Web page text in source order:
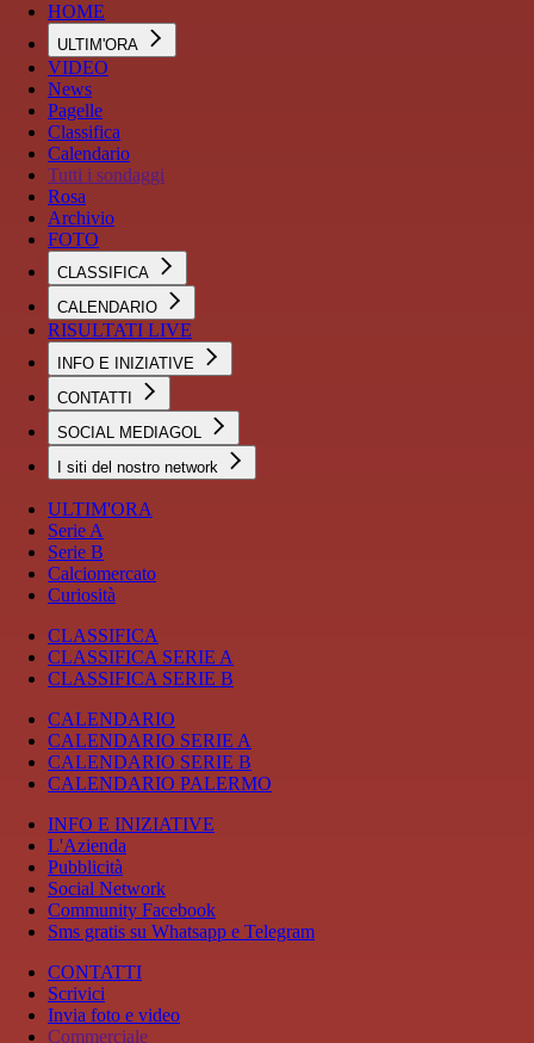
HOME
ULTIM'ORA
VIDEO
News
Pagelle
Classifica
Calendario
Tutti i sondaggi
Rosa
Archivio
FOTO
CLASSIFICA
CALENDARIO
RISULTATI LIVE
INFO E INIZIATIVE
CONTATTI
SOCIAL MEDIAGOL
I siti del nostro network
ULTIM'ORA
Serie A
Serie B
Calciomercato
Curiosità
CLASSIFICA
CLASSIFICA SERIE A
CLASSIFICA SERIE B
CALENDARIO
CALENDARIO SERIE A
CALENDARIO SERIE B
CALENDARIO PALERMO
INFO E INIZIATIVE
L'Azienda
Pubblicità
Social Network
Community Facebook
Sms gratis su Whatsapp e Telegram
CONTATTI
Scrivici
Invia foto e video
Commerciale